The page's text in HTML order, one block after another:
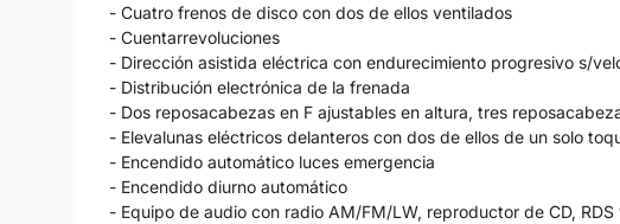
- Cuatro frenos de disco con dos de ellos ventilados
- Cuentarrevoluciones
- Dirección asistida eléctrica con endurecimiento progresivo s/
- Distribución electrónica de la frenada
- Dos reposacabezas en F ajustables en altura, tres
- Elevalunas eléctricos delanteros con dos de ellos de un solo
- Encendido automático luces emergencia
- Encendido diurno automático
- Equipo de audio con radio AM/FM/LW, reproductor de CD,